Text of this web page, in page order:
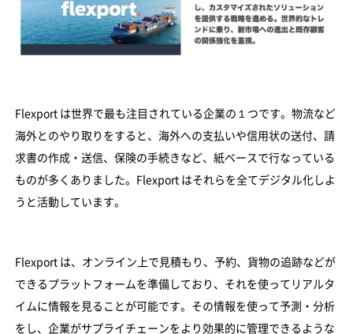
Flexport は世界で最も注目されている企業の１つです。物流など
海外とのやり取りをすると、海外への支払いや信用状の送付、請
求書の作成・送信、保険の手続きなど、紙ベースで行なっている
ものが多くありました。Flexport はそれらを全てデジタル化しよ
うと活動しています。
Flexport は、オンライン上で見積もり、予約、貨物の追跡などが
できるプラットフォームを準備しており、それを使ってリアルタ
イムに情報を見ることが可能です。その情報を使って予測・分析
をし、企業がサプライチェーンをより効果的に管理できるような